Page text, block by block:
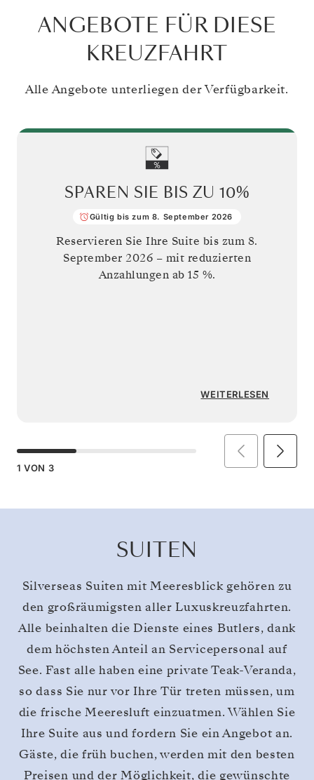
ANGEBOTE FÜR DIESE
KREUZFAHRT
Alle Angebote unterliegen der Verfügbarkeit.
SPAREN SIE BIS ZU 10%
Gültig bis zum 8. September 2026
Reservieren Sie Ihre Suite bis zum 8.
September 2026 – mit reduzierten
Anzahlungen ab 15 %.
WEITERLESEN
1 VON 3
SUITEN
Silverseas Suiten mit Meeresblick gehören zu
den großräumigsten aller Luxuskreuzfahrten.
Alle beinhalten die Dienste eines Butlers, dank
dem höchsten Anteil an Servicepersonal auf
See. Fast alle haben eine private Teak-Veranda,
so dass Sie nur vor Ihre Tür treten müssen, um
die frische Meeresluft einzuatmen. Wählen Sie
Ihre Suite aus und fordern Sie ein Angebot an.
Gäste, die früh buchen, werden mit den besten
Preisen und der Möglichkeit, die gewünschte